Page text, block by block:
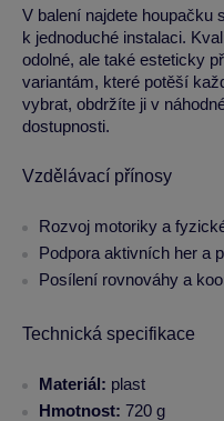
V balení najdete houpačku
k jednoduché instalaci.
odolné, ale také esteticky
variantám, které potěší
vybrat, obdržíte ji v
dostupnosti.
Vzdělávací přínosy
Rozvoj motoriky a
Podpora aktivních her a
Posílení rovnováhy a
Technická specifikace
Materiál: plast
Hmotnost: 720 g